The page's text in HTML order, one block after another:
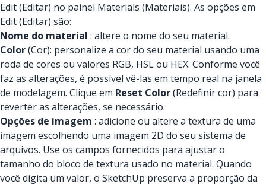
Edit (Editar) no painel Materials (Materiais). As opções em
Edit (Editar) são:
Nome do material : altere o nome do seu material.
Color(Cor): personalize a cor do seu material usando uma
roda de cores ou valores RGB, HSL ou HEX. Conforme você
faz as alterações, é possível vê-las em tempo real na janela
de modelagem. Clique em Reset Color(Redefinir cor) para
reverter as alterações, se necessário.
Opções de imagem : adicione ou altere a textura de uma
imagem escolhendo uma imagem 2D do seu sistema de
arquivos. Use os campos fornecidos para ajustar o
tamanho do bloco de textura usado no material. Quando
você digita um valor, o SketchUp preserva a proporção da